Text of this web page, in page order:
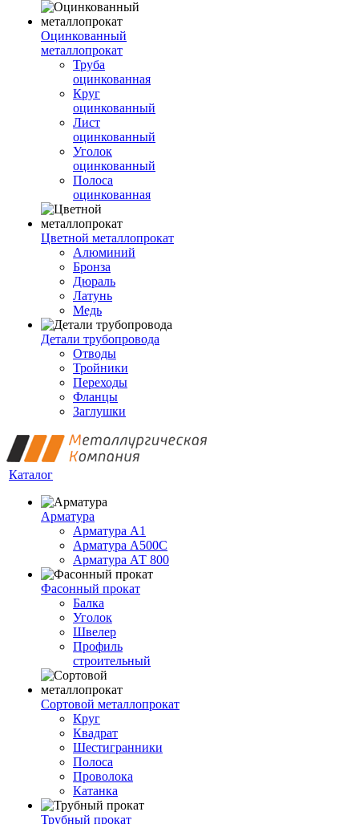
Оцинкованный
металлопрокат
Труба
оцинкованная
Круг
оцинкованный
Лист
оцинкованный
Уголок
оцинкованный
Полоса
оцинкованная
Цветной металлопрокат
Алюминий
Бронза
Дюраль
Латунь
Медь
Детали трубопровода
Отводы
Тройники
Переходы
Фланцы
Заглушки
Каталог
Арматура
Арматура А1
Арматура А500С
Арматура АТ 800
Фасонный прокат
Балка
Уголок
Швелер
Профиль
строительный
Сортовой металлопрокат
Круг
Квадрат
Шестигранники
Полоса
Проволока
Катанка
Трубный прокат